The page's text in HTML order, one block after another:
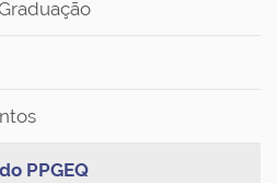
PPGEQ